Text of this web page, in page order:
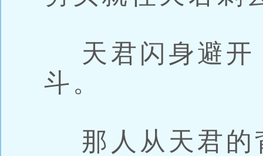
天君闪身避开
斗。
那人从天君的